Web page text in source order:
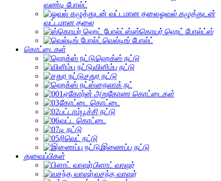
வண்டி போல்ட்
ஓவல் கழுத்துடன்
வட்டமான தலை
ஸ்கொயர் ஹெட் போல்ட்ஸ்
வெல்டிங் போல்ட்
கொட்டைகள்
ஹெக்ஸ் நட்டு
விளிம்பு நட்டு
சதுர நட்டு
நைலாக் நட்
ஏகோர்ன் அறுகோண கொட்டைகள்
கோட்டை கொட்டை
பட்டாம்பூச்சி நட்டு
வட்ட கொட்டை
டி நட்டு
ரிவெட் நட்டு
இணைப்பு நட்டு
துவைப்பிகள்
பிளாட் வாஷர்
வசந்த வாஷர்